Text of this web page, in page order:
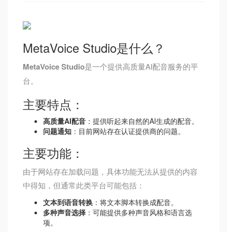
MetaVoice Studio是什么？
MetaVoice Studio是一个提供高质量AI配音服务的平
台。
主要特点：
高质量AI配音 ：提供听起来自然的AI生成的配音。
问题通知 ：目前网站存在认证提供商的问题。
主要功能：
由于网站存在加载问题，具体功能无法从提供的内容
中得知，但通常此类平台可能包括：
文本到语音转换 ：将文本脚本转换成配音。
多种声音选择 ：可能提供多种声音风格和语言选
项。